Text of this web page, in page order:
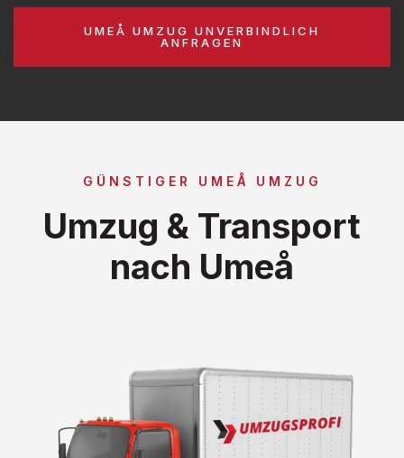
UMEÅ UMZUG UNVERBINDLICH
ANFRAGEN
GÜNSTIGER UMEÅ UMZUG
Umzug & Transport
nach Umeå